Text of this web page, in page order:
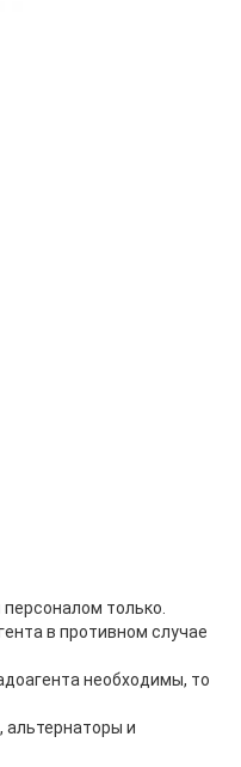
только.
в противном случае
необходимы, то
и